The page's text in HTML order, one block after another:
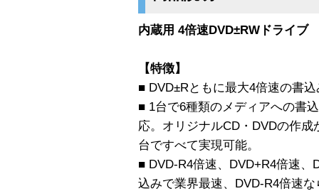
内蔵用 4倍速DVD±RWドライブ
【特徴】
■ DVD±Rともに最大4倍速の書
■ 1台で6種類のメディアへの書
応。オリジナルCD・DVDの作
台ですべて実現可能。
■ DVD-R4倍速、DVD+R4倍速
込みで業界最速、DVD-R4倍速